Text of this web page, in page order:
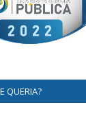
QUERIA?